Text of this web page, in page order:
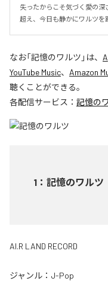
失ったからこそ気づく愛の
超え、今日も静かにワルツを
なお「記憶のワルツ 」は、
YouTube Music、 Amazon
聴くことができる。
各配信サービス： 記憶の
1 ： 記憶のワルツ
AI.R LAND RECORD
ジャンル： J-Pop